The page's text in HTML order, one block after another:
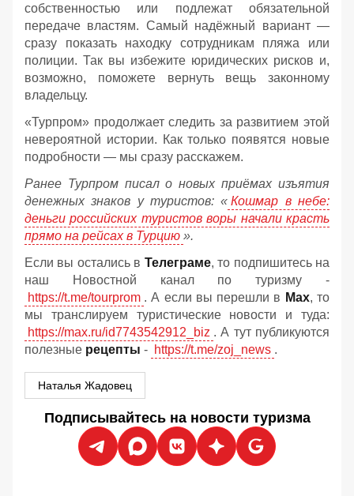
собственностью или подлежат обязательной
передаче властям. Самый надёжный вариант —
сразу показать находку сотрудникам пляжа или
полиции. Так вы избежите юридических рисков и,
возможно, поможете вернуть вещь законному
владельцу.
«Турпром» продолжает следить за развитием этой
невероятной истории. Как только появятся новые
подробности — мы сразу расскажем.
Ранее Турпром писал о новых приёмах изъятия
денежных знаков у туристов: « Кошмар в небе:
деньги российских туристов воры начали красть
прямо на рейсах в Турцию ».
Если вы остались в Телеграме, то подпишитесь на
наш Новостной канал по туризму -
https://t.me/tourprom . А если вы перешли в Мах, то
мы транслируем туристические новости и туда:
https://max.ru/id7743542912_biz . А тут публикуются
полезные рецепты - https://t.me/zoj_news .
Наталья Жадовец
Подписывайтесь на новости туризма